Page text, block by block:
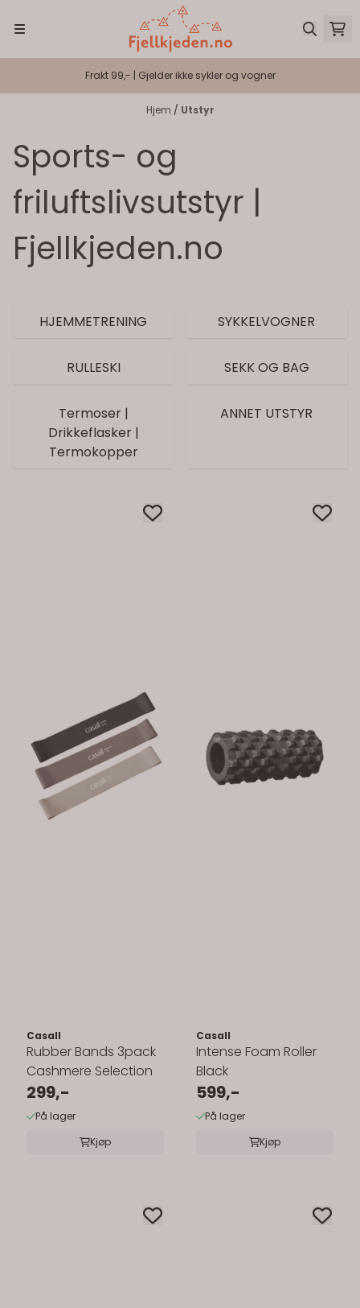
Frakt 99,- | Gjelder ikke sykler og vogner
Hjem / Utstyr
Sports- og
friluftslivsutstyr |
Fjellkjeden.no
HJEMMETRENING SYKKELVOGNER
RULLESKI SEKK OG BAG
Termoser |
Drikkeflasker |
Termokopper
ANNET UTSTYR
Casall
Rubber Bands 3pack
Cashmere Selection
299,-
På lager
Kjøp
Casall
Intense Foam Roller
Black
599,-
På lager
Kjøp